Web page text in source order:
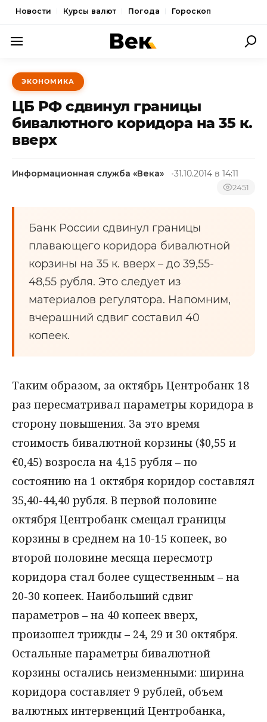
Новости Курсы валют Погода Гороскоп
ПОЛИТИКА
ЭКОНОМИКА
ОБЩЕСТВО
СПОРТ
ЭКОНОМИКА
ЦБ РФ сдвинул границы
бивалютного коридора на 35 к.
вверх
Информационная служба «Века» 31.10.2014 в 14:11
2451
Банк России сдвинул границы
плавающего коридора бивалютной
корзины на 35 к. вверх – до 39,55-
48,55 рубля. Это следует из
материалов регулятора. Напомним,
вчерашний сдвиг составил 40
копеек.
Таким образом, за октябрь Центробанк 18
раз пересматривал параметры коридора в
сторону повышения. За это время
стоимость бивалютной корзины ($0,55 и
€0,45) возросла на 4,15 рубля – по
состоянию на 1 октября коридор составлял
35,40-44,40 рубля. В первой половине
октября Центробанк смещал границы
корзины в среднем на 10-15 копеек, во
второй половине месяца пересмотр
коридора стал более существенным – на
20-30 копеек. Наибольший сдвиг
параметров – на 40 копеек вверх,
произошел трижды – 24, 29 и 30 октября.
Остальные параметры бивалютной
корзины остались неизменными: ширина
коридора составляет 9 рублей, объем
валютных интервенций Центробанка,